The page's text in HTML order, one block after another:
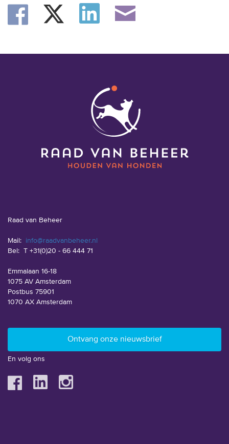
Raad van Beheer
Mail: info@raadvanbeheer.nl
Bel: T +31(0)20 - 66 444 71
Emmalaan 16-18
1075 AV Amsterdam
Postbus 75901
1070 AX Amsterdam
En volg ons